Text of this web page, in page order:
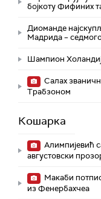
бојкоту Фифиних
Диоманде
Мадрида –
Шампион
Салах
Трабзоном
Кошарка
Алимпијевић
августовски
Макаби
из Фенербахчеа